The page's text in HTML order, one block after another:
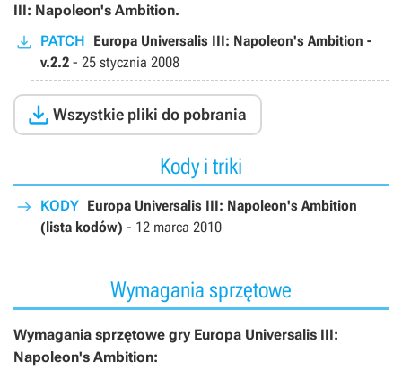
III: Napoleon's Ambition.
PATCH Europa Universalis III: Napoleon's Ambition -
v.2.2 - 25 stycznia 2008
 Wszystkie pliki do pobrania
Kody i triki
KODY Europa Universalis III: Napoleon's Ambition
(lista kodów) - 12 marca 2010
Wymagania sprzętowe
Wymagania sprzętowe gry Europa Universalis III:
Napoleon's Ambition: